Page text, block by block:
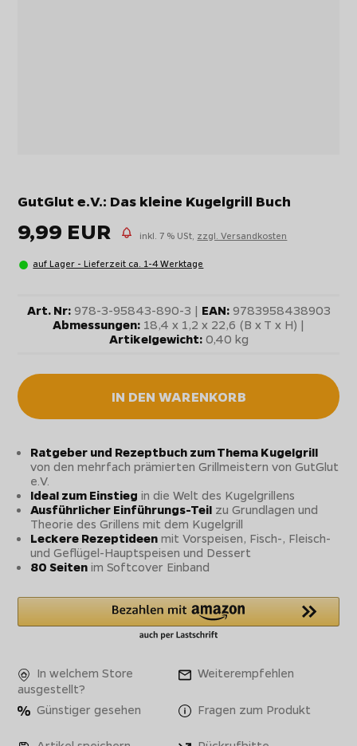
GutGlut e.V.: Das kleine Kugelgrill Buch
9,99 EUR inkl. 7 % USt, zzgl. Versandkosten
auf Lager - Lieferzeit ca. 1-4 Werktage
Art. Nr:978-3-95843-890-3 | EAN:9783958438903
Abmessungen: 18,4 x 1,2 x 22,6 (B x T x H) |
Artikelgewicht:0,40 kg
IN DEN WARENKORB
Ratgeber und Rezeptbuch zum Thema Kugelgrill
von den mehrfach prämierten Grillmeistern von GutGlut
e.V.
Ideal zum Einstieg in die Welt des Kugelgrillens
Ausführlicher Einführungs-Teil zu Grundlagen und
Theorie des Grillens mit dem Kugelgrill
Leckere Rezeptideen mit Vorspeisen, Fisch-, Fleisch-
und Geflügel-Hauptspeisen und Dessert
80 Seiten im Softcover Einband
In welchem Store
ausgestellt?
Weiterempfehlen
Günstiger gesehen Fragen zum Produkt